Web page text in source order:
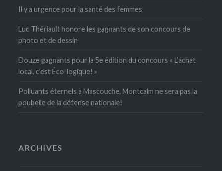
Il y a urgence pour la santé des femmes
Luc Thériault honore les gagnants de son concours de
photo et de dessin
Douze gagnants pour la 5e édition du concours « L’achat
local, c’est Éco-logique! »
Polluants éternels à Mascouche, Montcalm ne sera pas la
poubelle de la défense nationale!
ARCHIVES